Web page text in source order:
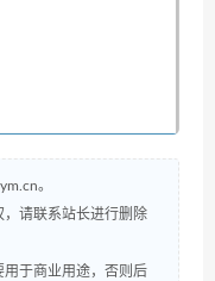
。
请联系站长进行删除
于商业用途，否则后